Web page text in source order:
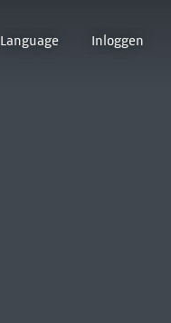
Language Inloggen